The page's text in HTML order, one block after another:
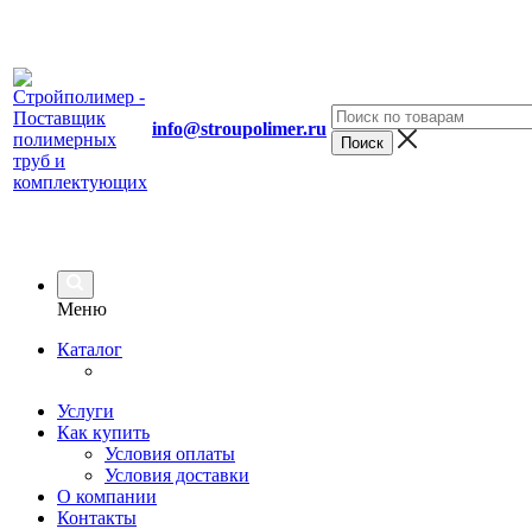
info@stroupolimer.ru
Меню
Каталог
Услуги
Как купить
Условия оплаты
Условия доставки
О компании
Контакты